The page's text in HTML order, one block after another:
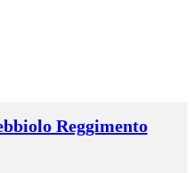
Reggimento